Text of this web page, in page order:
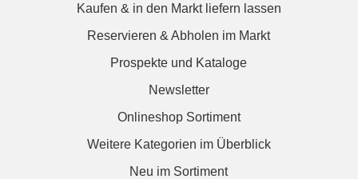
Kaufen & in den Markt liefern lassen
Reservieren & Abholen im Markt
Prospekte und Kataloge
Newsletter
Onlineshop Sortiment
Weitere Kategorien im Überblick
Neu im Sortiment